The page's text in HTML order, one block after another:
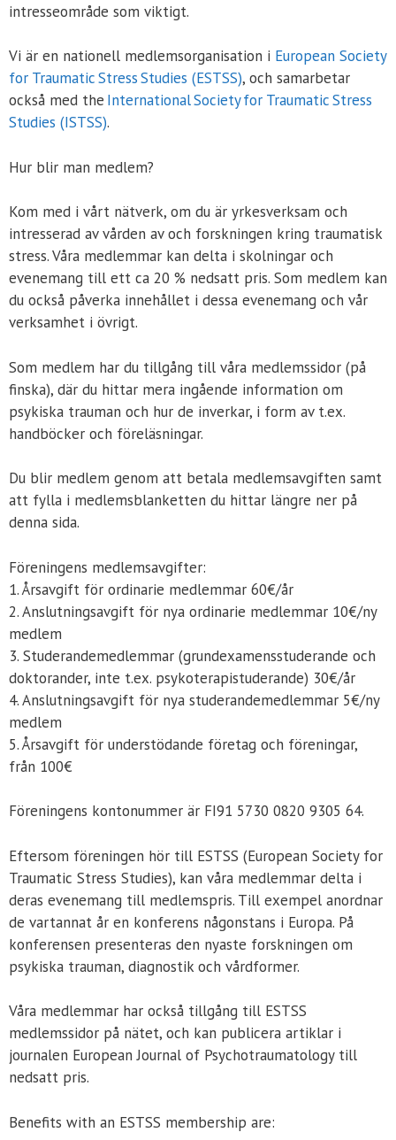
intresseområde som viktigt.
Vi är en nationell medlemsorganisation i European Society
for Traumatic Stress Studies (ESTSS), och samarbetar
också med the International Society for Traumatic Stress
Studies (ISTSS).
Hur blir man medlem?
Kom med i vårt nätverk, om du är yrkesverksam och
intresserad av vården av och forskningen kring traumatisk
stress. Våra medlemmar kan delta i skolningar och
evenemang till ett ca 20 % nedsatt pris. Som medlem kan
du också påverka innehållet i dessa evenemang och vår
verksamhet i övrigt.
Som medlem har du tillgång till våra medlemssidor (på
finska), där du hittar mera ingående information om
psykiska trauman och hur de inverkar, i form av t.ex.
handböcker och föreläsningar.
Du blir medlem genom att betala medlemsavgiften samt
att fylla i medlemsblanketten du hittar längre ner på
denna sida.
Föreningens medlemsavgifter:
1. Årsavgift för ordinarie medlemmar 60€/år
2. Anslutningsavgift för nya ordinarie medlemmar 10€/ny
medlem
3. Studerandemedlemmar (grundexamensstuderande och
doktorander, inte t.ex. psykoterapistuderande) 30€/år
4. Anslutningsavgift för nya studerandemedlemmar 5€/ny
medlem
5. Årsavgift för understödande företag och föreningar,
från 100€
Föreningens kontonummer är FI91 5730 0820 9305 64.
Eftersom föreningen hör till ESTSS (European Society for
Traumatic Stress Studies), kan våra medlemmar delta i
deras evenemang till medlemspris. Till exempel anordnar
de vartannat år en konferens någonstans i Europa. På
konferensen presenteras den nyaste forskningen om
psykiska trauman, diagnostik och vårdformer.
Våra medlemmar har också tillgång till ESTSS
medlemssidor på nätet, och kan publicera artiklar i
journalen European Journal of Psychotraumatology till
nedsatt pris.
Benefits with an ESTSS membership are: